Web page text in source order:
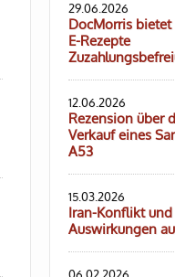
29.06.2026
DocMorris bietet
E-Rezepte
12.06.2026
Rezension über
Verkauf eines
A53
15.03.2026
Iran-Konflikt
Auswirkungen